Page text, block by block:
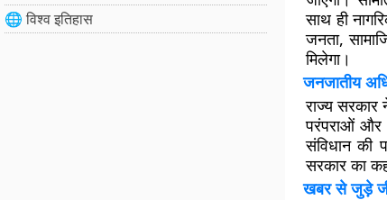
🌐 विश्व इतिहास
साथ ही
जनता,
मिलेगा।
जनजातीय
राज्य सरकार
परंपराओं और
संविधान की
सरकार का
खबर से जुड़े